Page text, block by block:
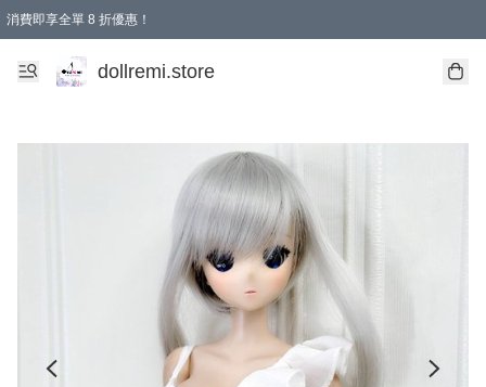
消費即享全單 8 折優惠！
購物滿 HKD 1500.00即享免運費優惠！（適用於 本地送貨、本地取貨、國際送貨 )
dollremi.store